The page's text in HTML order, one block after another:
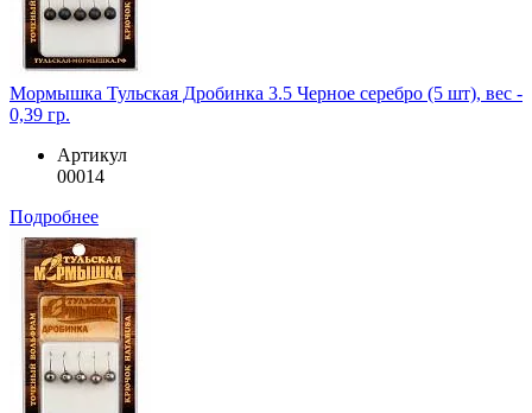
Мормышка Тульская Дробинка 3.5 Черное серебро (5 шт), вес -
0,39 гр.
Артикул
00014
Подробнее